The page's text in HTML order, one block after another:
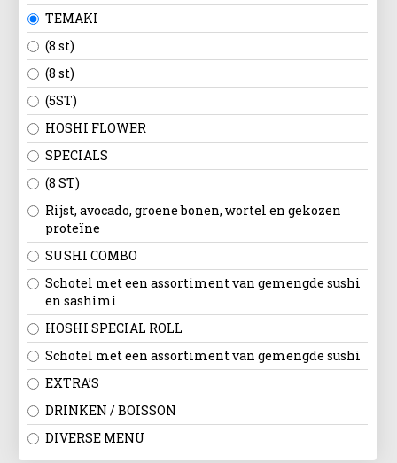
TEMAKI
(8 st)
(8 st)
(5ST)
HOSHI FLOWER
SPECIALS
(8 ST)
Rijst, avocado, groene bonen, wortel en gekozen
proteïne
SUSHI COMBO
Schotel met een assortiment van gemengde sushi
en sashimi
HOSHI SPECIAL ROLL
Schotel met een assortiment van gemengde sushi
EXTRA’S
DRINKEN / BOISSON
DIVERSE MENU